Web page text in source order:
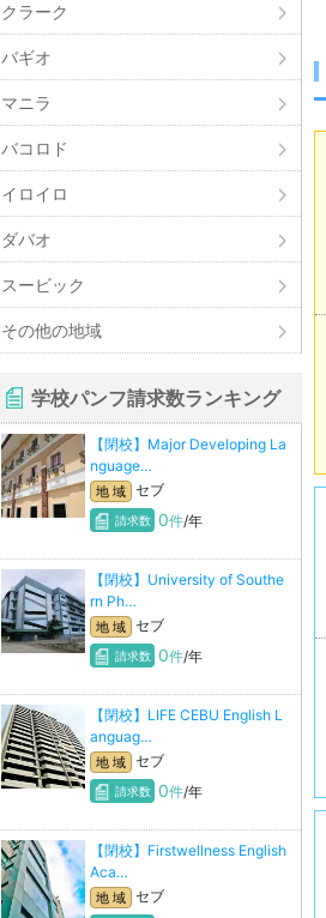
クラーク
バギオ
マニラ
バコロド
イロイロ
ダバオ
スービック
その他の地域
学校パンフ請求数ランキング
【閉校】Major Developing La
nguage…
地 域 セブ
請求数 0件/年
【閉校】University of Southe
rn Ph…
地 域 セブ
請求数 0件/年
【閉校】LIFE CEBU English L
anguag…
地 域 セブ
請求数 0件/年
【閉校】Firstwellness English
Aca…
地 域 セブ